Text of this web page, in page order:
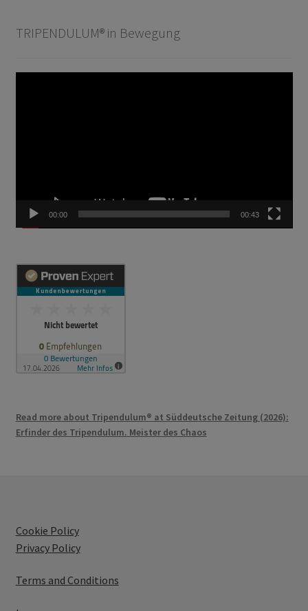
TRIPENDULUM® in Bewegung
00:00 00:43
Read more about Tripendulum® at Süddeutsche Zeitung (2026):
Erfinder des Tripendulum. Meister des Chaos
Cookie Policy
Privacy Policy
Terms and Conditions